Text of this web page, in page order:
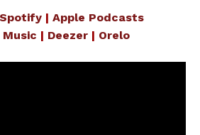
Spotify| Apple Podcasts
Music | Deezer| Orelo